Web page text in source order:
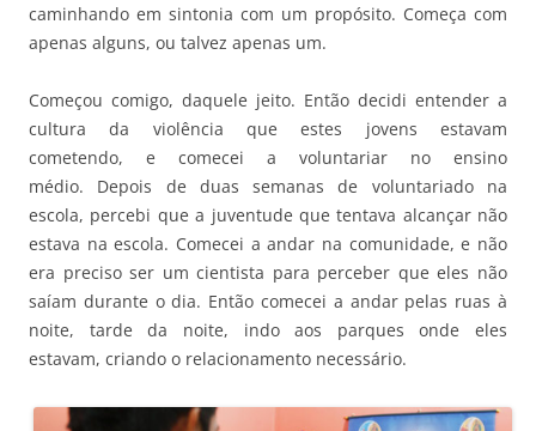
caminhando em sintonia com um propósito. Começa com
apenas alguns, ou talvez apenas um.
Começou comigo, daquele jeito. Então decidi entender a
cultura da violência que estes jovens estavam
cometendo, e comecei a voluntariar no ensino
médio. Depois de duas semanas de voluntariado na
escola, percebi que a juventude que tentava alcançar não
estava na escola. Comecei a andar na comunidade, e não
era preciso ser um cientista para perceber que eles não
saíam durante o dia. Então comecei a andar pelas ruas à
noite, tarde da noite, indo aos parques onde eles
estavam, criando o relacionamento necessário.